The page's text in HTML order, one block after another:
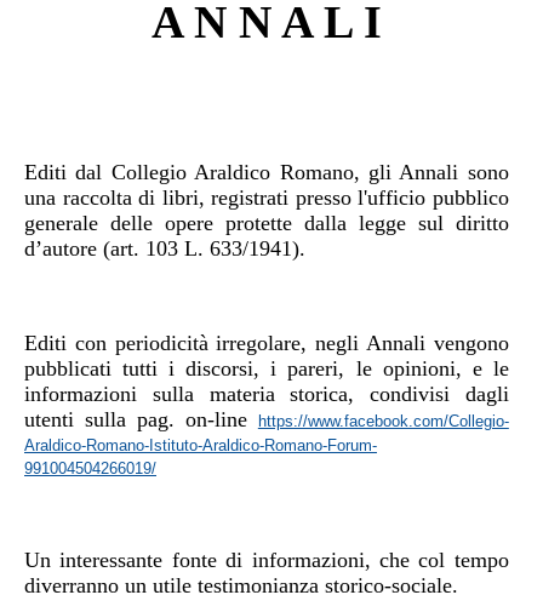
A N N A L I
Editi dal Collegio Araldico Romano, gli Annali sono
una raccolta di libri,registrati pressol'ufficio pubblico
generale delle opere protette dalla legge sul diritto
d’autore (art. 103 L. 633/1941).
Editi con periodicità irregolare,negli Annali vengono
pubblicati tutti i discorsi, i pareri, le opinioni, e le
informazioni sulla materia storica,condivisi dagli
utenti sulla pag. on-line
https://www.facebook.com/Collegio-
Araldico-Romano-Istituto-Araldico-Romano-Forum-
991004504266019/
Un interessante fonte di informazioni, che col tempo
diverranno un utile testimonianza storico-sociale.